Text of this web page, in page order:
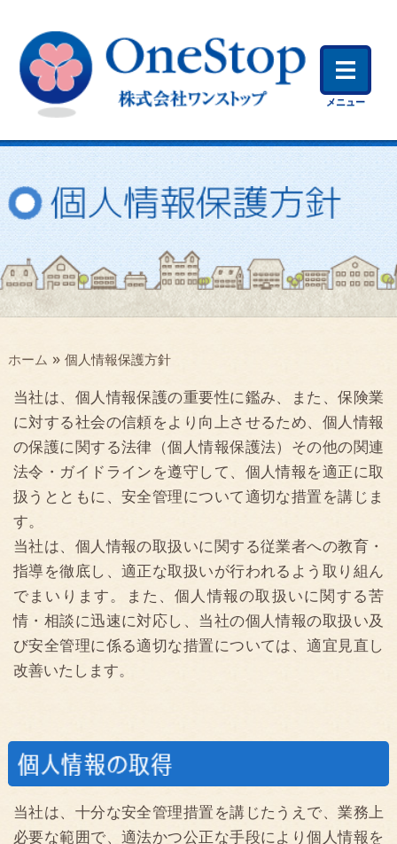
メニュー
ホーム »
に対する社会の信頼をより向上させるため、個人情報
の保護に関する法律（個人情報保護法）その他の関連
法令・ガイドラインを遵守して、個人情報を適正に取
扱うとともに、安全管理について適切な措置を講じま
す。
当社は、個人情報の取扱いに関する従業者への教育・
指導を徹底し、適正な取扱いが行われるよう取り組ん
でまいります。また、個人情報の取扱いに関する苦
情・相談に迅速に対応し、当社の個人情報の取扱い及
び安全管理に係る適切な措置については、適宜見直し
改善いたします。
当社は、十分な安全管理措置を講じたうえで、業務上
当社は、下記の各保険会社より保険業務の委託を受け